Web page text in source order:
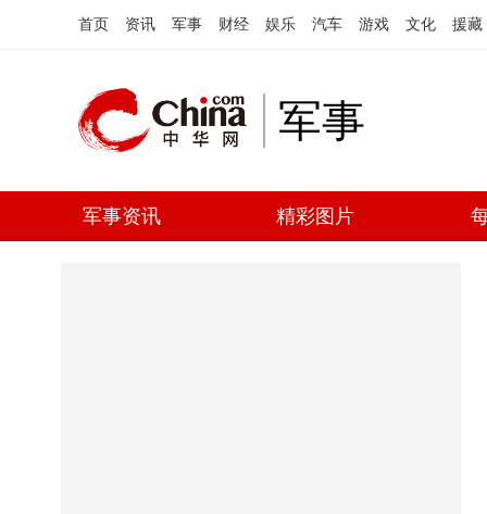
首页 资讯 军事 财经 娱乐 汽车 游戏 文化 援藏
军事
军事资讯 精彩图片